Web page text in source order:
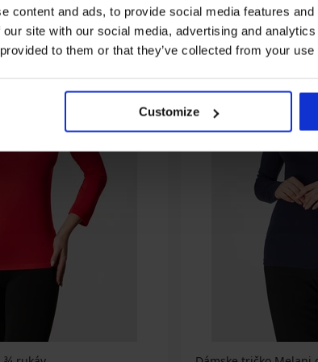
content and ads, to provide social media features
site with our social media, advertising and
to them or that they’ve collected from your
Customize